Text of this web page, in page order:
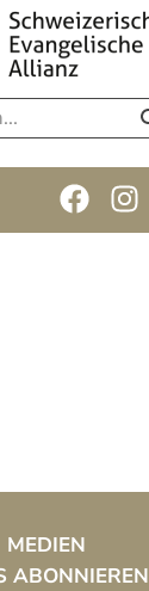
MEDIEN
ABONNIEREN